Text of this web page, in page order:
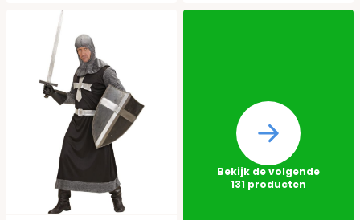
Bekijk de volgende
131 producten